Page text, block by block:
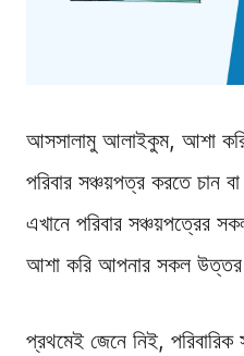
আসসালামু আলাইকুম, আশা
পরিবার সঞ্চয়পত্র করতে চান
এখানে পরিবার সঞ্চয়পত্রের
আশা করি আপনার সকল উত্তর
প্রথমেই জেনে নিই, পরিবারিক